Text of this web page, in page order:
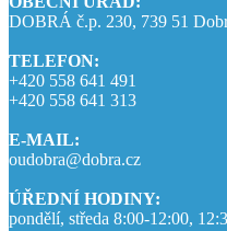
DOBRÁ č.p. 230, 739 51
TELEFON:
+420 558 641 491
+420 558 641 313
E-MAIL:
oudobra@dobra.cz
ÚŘEDNÍ HODINY:
pondělí, středa 8:00-12:00,